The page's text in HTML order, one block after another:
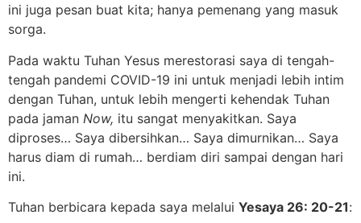
ini juga pesan buat kita; hanya pemenang yang masuk
sorga.
Pada waktu Tuhan Yesus merestorasi saya di tengah-
tengah pandemi COVID-19 ini untuk menjadi lebih intim
dengan Tuhan, untuk lebih mengerti kehendak Tuhan
pada jaman Now, itu sangat menyakitkan. Saya
diproses… Saya dibersihkan… Saya dimurnikan… Saya
harus diam di rumah… berdiam diri sampai dengan hari
ini.
Tuhan berbicara kepada saya melalui Yesaya 26: 20-21: